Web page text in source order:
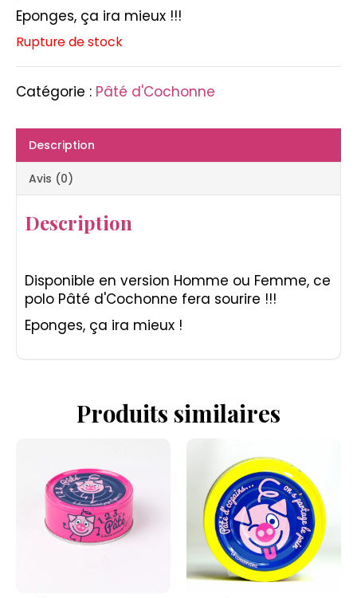
Eponges, ça ira mieux !!!
Rupture de stock
Catégorie : Pâté d'Cochonne
Description
Avis (0)
Description
Disponible en version Homme ou Femme, ce
polo Pâté d'Cochonne fera sourire !!!
Eponges, ça ira mieux !
Produits similaires